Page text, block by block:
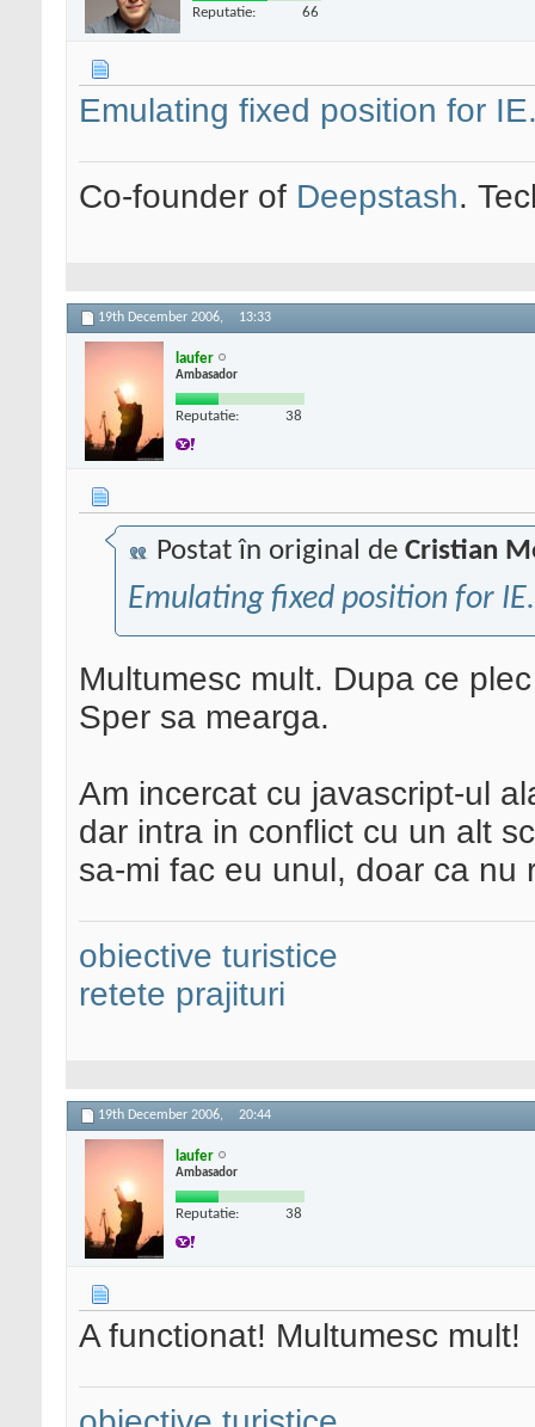
Reputatie: 66
Emulating fixed position for
Co-founder of Deepstash.
19th December 2006, 13:33
laufer
Ambasador
Reputatie: 38
Postat în original de Cristian
Emulating fixed position for IE.
Multumesc mult. Dupa ce
Sper sa mearga.
Am incercat cu javascript-ul
dar intra in conflict cu un alt
sa-mi fac eu unul, doar ca nu
obiective turistice
retete prajituri
19th December 2006, 20:44
laufer
Ambasador
Reputatie: 38
A functionat! Multumesc mult!